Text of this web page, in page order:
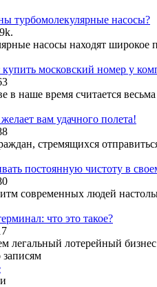
турбомолекулярные насосы?
насосы находят широкое
московский номер у
в наше время считается
вам удачного полета!
стремящихся
постоянную чистоту в
современных людей
что это такое?
легальный лотерейный